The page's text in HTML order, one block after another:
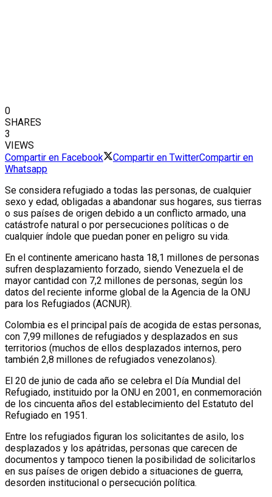
0
SHARES
3
VIEWS
Compartir en Facebook
Compartir en TwitterCompartir en
Whatsapp
Se considera refugiado a todas las personas, de cualquier
sexo y edad, obligadas a abandonar sus hogares, sus tierras
o sus países de origen debido a un conflicto armado, una
catástrofe natural o por persecuciones políticas o de
cualquier índole que puedan poner en peligro su vida.
En el continente americano hasta 18,1 millones de personas
sufren desplazamiento forzado, siendo Venezuela el de
mayor cantidad con 7,2 millones de personas, según los
datos del reciente informe global de la Agencia de la ONU
para los Refugiados (ACNUR).
Colombia es el principal país de acogida de estas personas,
con 7,99 millones de refugiados y desplazados en sus
territorios (muchos de ellos desplazados internos, pero
también 2,8 millones de refugiados venezolanos).
El 20 de junio de cada año se celebra el Día Mundial del
Refugiado, instituido por la ONU en 2001, en conmemoración
de los cincuenta años del establecimiento del Estatuto del
Refugiado en 1951.
Entre los refugiados figuran los solicitantes de asilo, los
desplazados y los apátridas, personas que carecen de
documentos y tampoco tienen la posibilidad de solicitarlos
en sus países de origen debido a situaciones de guerra,
desorden institucional o persecución política.